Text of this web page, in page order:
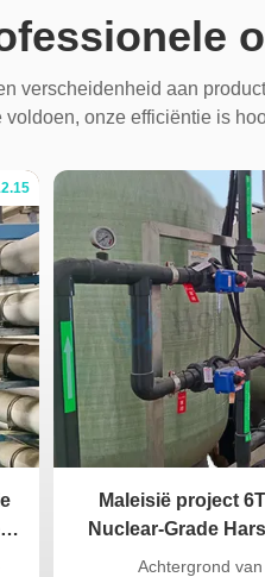
verscheidenheid aan
voldoen, onze efficiëntie is
Maleisië project
Nuclear-Grade
voor de
Achtergrond